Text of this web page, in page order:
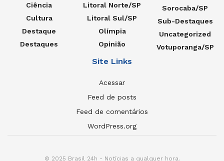
Ciência
Cultura
Destaque
Destaques
Litoral Norte/SP
Litoral Sul/SP
Olímpia
Opinião
Sorocaba/SP
Sub-Destaques
Uncategorized
Votuporanga/SP
Site Links
Acessar
Feed de posts
Feed de comentários
WordPress.org
© 2025 Brasil 24h - Notícias a qualquer hora.